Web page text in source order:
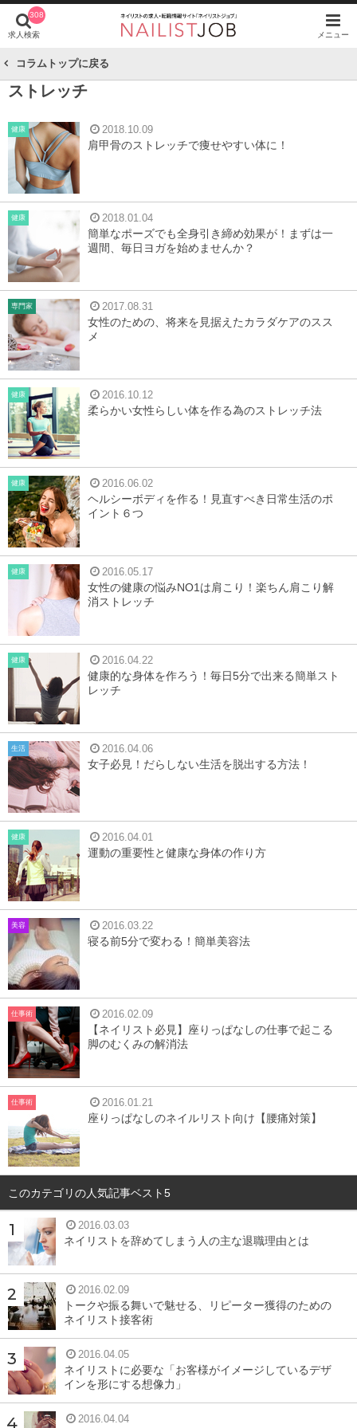
308
求人検索 メニュー
コラムトップに戻る
ストレッチ
健康 2018.10.09
肩甲骨のストレッチで痩せやすい体に！
健康 2018.01.04
簡単なポーズでも全身引き締め効果が！まずは一
週間、毎日ヨガを始めませんか？
専門家 2017.08.31
女性のための、将来を見据えたカラダケアのスス
メ
健康 2016.10.12
柔らかい女性らしい体を作る為のストレッチ法
健康 2016.06.02
ヘルシーボディを作る！見直すべき日常生活のポ
イント６つ
健康 2016.05.17
女性の健康の悩みNO1は肩こり！楽ちん肩こり解
消ストレッチ
健康 2016.04.22
健康的な身体を作ろう！毎日5分で出来る簡単スト
レッチ
生活 2016.04.06
女子必見！だらしない生活を脱出する方法！
健康 2016.04.01
運動の重要性と健康な身体の作り方
美容 2016.03.22
寝る前5分で変わる！簡単美容法
仕事術 2016.02.09
【ネイリスト必見】座りっぱなしの仕事で起こる
脚のむくみの解消法
仕事術 2016.01.21
座りっぱなしのネイルリスト向け【腰痛対策】
このカテゴリの人気記事ベスト5
2016.03.03
ネイリストを辞めてしまう人の主な退職理由とは
2016.02.09
トークや振る舞いで魅せる、リピーター獲得のための
ネイリスト接客術
2016.04.05
ネイリストに必要な「お客様がイメージしているデザ
インを形にする想像力」
2016.04.04